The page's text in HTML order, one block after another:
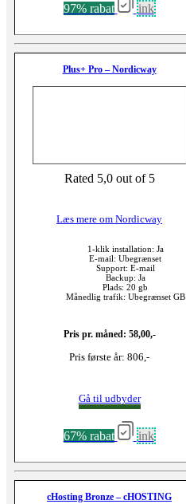
97% rabat ink
Plus+ Pro – Nordicway
Rated 5,0 out of 5
Læs mere om Nordicway
1-klik installation: Ja
E-mail: Ubegrænset
Support: E-mail
Backup: Ja
Plads: 20 gb
Månedlig trafik: Ubegrænset GB
Pris pr. måned: 58,00,-
Pris første år: 806,-
Gå til udbyder
67% rabat ink
cHosting Bronze – cHOSTING